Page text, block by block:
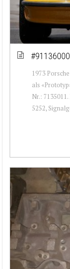
1973
als
Nr.:
5252,